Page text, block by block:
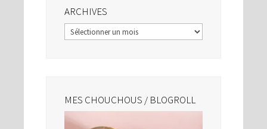
ARCHIVES
Archives
MES CHOUCHOUS / BLOGROLL